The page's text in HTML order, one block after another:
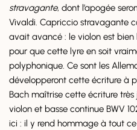
stravagante, dont l’apogée
Vivaldi. Capriccio stravagante
avait avancé : le violon est bien
pour que cette lyre en soit
polyphonique. Ce sont les
développeront cette écriture à
Bach maîtrise cette écriture très
violon et basse continue BWV
ici : il y rend hommage à tout